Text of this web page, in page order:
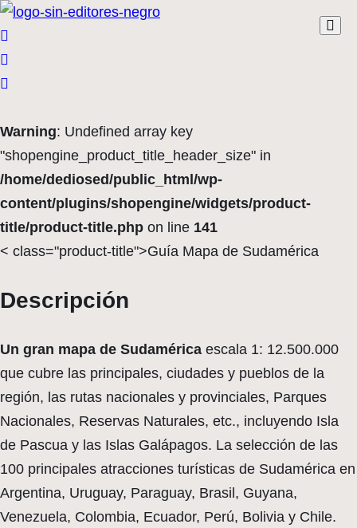
Warning: Undefined array key
"shopengine_product_title_header_size" in
/home/dediosed/public_html/wp-
content/plugins/shopengine/widgets/product-
title/product-title.php on line 141
< class="product-title">Guía Mapa de Sudamérica
Descripción
Un gran mapa de Sudamérica escala 1: 12.500.000
que cubre las principales, ciudades y pueblos de la
región, las rutas nacionales y provinciales, Parques
Nacionales, Reservas Naturales, etc., incluyendo Isla
de Pascua y las Islas Galápagos. La selección de las
100 principales atracciones turísticas de Sudamérica en
Argentina, Uruguay, Paraguay, Brasil, Guyana,
Venezuela, Colombia, Ecuador, Perú, Bolivia y Chile.